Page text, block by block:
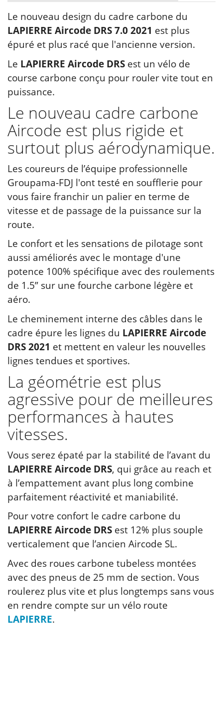
Le nouveau design du cadre carbone du
LAPIERRE Aircode DRS 7.0 2021 est plus
épuré et plus racé que l'ancienne version.
Le LAPIERRE Aircode DRS est un vélo de
course carbone conçu pour rouler vite tout en
puissance.
Le nouveau cadre carbone
Aircode est plus rigide et
surtout plus aérodynamique.
Les coureurs de l’équipe professionnelle
Groupama-FDJ l'ont testé en soufflerie pour
vous faire franchir un palier en terme de
vitesse et de passage de la puissance sur la
route.
Le confort et les sensations de pilotage sont
aussi améliorés avec le montage d'une
potence 100% spécifique avec des roulements
de 1.5” sur une fourche carbone légère et
aéro.
Le cheminement interne des câbles dans le
cadre épure les lignes du LAPIERRE Aircode
DRS 2021 et mettent en valeur les nouvelles
lignes tendues et sportives.
La géométrie est plus
agressive pour de meilleures
performances à hautes
vitesses.
Vous serez épaté par la stabilité de l’avant du
LAPIERRE Aircode DRS, qui grâce au reach et
à l’empattement avant plus long combine
parfaitement réactivité et maniabilité.
Pour votre confort le cadre carbone du
LAPIERRE Aircode DRS est 12% plus souple
verticalement que l’ancien Aircode SL.
Avec des roues carbone tubeless montées
avec des pneus de 25 mm de section. Vous
roulerez plus vite et plus longtemps sans vous
en rendre compte sur un vélo route
LAPIERRE.